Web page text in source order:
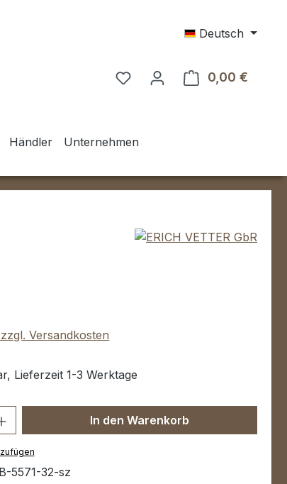
Deutsch
0,00 €
Händler Unternehmen
Versandkosten
Lieferzeit 1-3 Werktage
Gib den gewünschten Wert
In den Warenkorb
B-5571-32-sz